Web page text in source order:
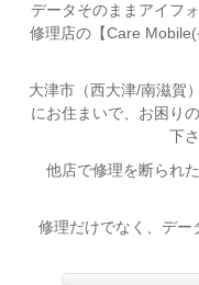
データそのままアイフ
修理店の【Care
大津市（西大津/南滋賀
にお住まいで、お困り
下
他店で修理を断られ
修理だけでなく、デー